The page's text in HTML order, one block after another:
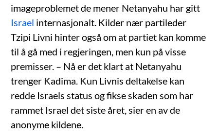
imageproblemet de mener Netanyahu har gitt
Israel internasjonalt. Kilder nær partileder
Tzipi Livni hinter også om at partiet kan komme
til å gå med i regjeringen, men kun på visse
premisser. – Nå er det klart at Netanyahu
trenger Kadima. Kun Livnis deltakelse kan
redde Israels status og fikse skaden som har
rammet Israel det siste året, sier en av de
anonyme kildene.